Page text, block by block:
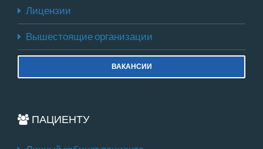
Лицензии
Вышестоящие организации
ВАКАНСИИ
ПАЦИЕНТУ